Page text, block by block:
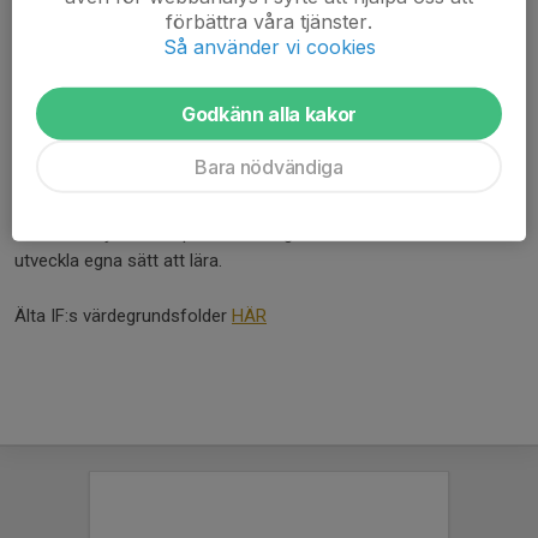
tillsammans och känner samhörighet med andra medlemmar i
Älta IF oavsett idrott.
vi är idrottare, ledare, förälder eller supporter.
tillit till sin egen förmåga och att utveckla både självkänsla och
utveckla egna sätt att lära.
Älta IF:s värdegrundsfolder HÄR
förbättra våra tjänster.
Så använder vi cookies
Godkänn alla kakor
Bara nödvändiga